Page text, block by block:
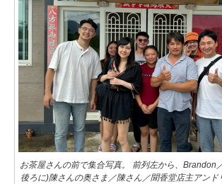
お茶屋さんの前で集合写真。 前列左から、Brandon
後ろに)陳さんの奥さま／陳さん／聞香堂店主アンド